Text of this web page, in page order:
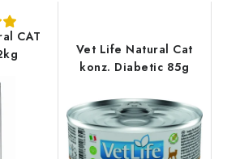
CAT
Vet Life Natural Cat
konz. Diabetic 85g